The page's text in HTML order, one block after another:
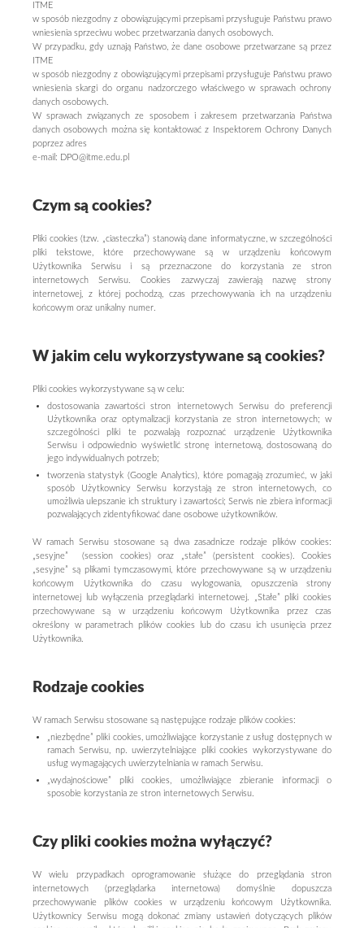
ITME
w sposób niezgodny z obowiązującymi przepisami przysługuje Państwu prawo
wniesienia sprzeciwu wobec przetwarzania danych osobowych.
W przypadku, gdy uznają Państwo, że dane osobowe przetwarzane są przez
ITME
w sposób niezgodny z obowiązującymi przepisami przysługuje Państwu prawo
wniesienia skargi do organu nadzorczego właściwego w sprawach ochrony
danych osobowych.
W sprawach związanych ze sposobem i zakresem przetwarzania Państwa
danych osobowych można się kontaktować z Inspektorem Ochrony Danych
poprzez adres
e-mail: DPO@itme.edu.pl
Czym są cookies?
Pliki cookies (tzw. „ciasteczka”) stanowią dane informatyczne, w szczególności
pliki tekstowe, które przechowywane są w urządzeniu końcowym
Użytkownika Serwisu i są przeznaczone do korzystania ze stron
internetowych Serwisu. Cookies zazwyczaj zawierają nazwę strony
internetowej, z której pochodzą, czas przechowywania ich na urządzeniu
końcowym oraz unikalny numer.
W jakim celu wykorzystywane są cookies?
Pliki cookies wykorzystywane są w celu:
dostosowania zawartości stron internetowych Serwisu do preferencji
Użytkownika oraz optymalizacji korzystania ze stron internetowych; w
szczególności pliki te pozwalają rozpoznać urządzenie Użytkownika
Serwisu i odpowiednio wyświetlić stronę internetową, dostosowaną do
jego indywidualnych potrzeb;
tworzenia statystyk (Google Analytics), które pomagają zrozumieć, w jaki
sposób Użytkownicy Serwisu korzystają ze stron internetowych, co
umożliwia ulepszanie ich struktury i zawartości; Serwis nie zbiera informacji
pozwalających zidentyfikować dane osobowe użytkowników.
W ramach Serwisu stosowane są dwa zasadnicze rodzaje plików cookies:
„sesyjne” (session cookies) oraz „stałe” (persistent cookies). Cookies
„sesyjne” są plikami tymczasowymi, które przechowywane są w urządzeniu
końcowym Użytkownika do czasu wylogowania, opuszczenia strony
internetowej lub wyłączenia przeglądarki internetowej. „Stałe” pliki cookies
przechowywane są w urządzeniu końcowym Użytkownika przez czas
określony w parametrach plików cookies lub do czasu ich usunięcia przez
Użytkownika.
Rodzaje cookies
W ramach Serwisu stosowane są następujące rodzaje plików cookies:
„niezbędne” pliki cookies, umożliwiające korzystanie z usług dostępnych w
ramach Serwisu, np. uwierzytelniające pliki cookies wykorzystywane do
usług wymagających uwierzytelniania w ramach Serwisu.
„wydajnościowe” pliki cookies, umożliwiające zbieranie informacji o
sposobie korzystania ze stron internetowych Serwisu.
Czy pliki cookies można wyłączyć?
W wielu przypadkach oprogramowanie służące do przeglądania stron
internetowych (przeglądarka internetowa) domyślnie dopuszcza
przechowywanie plików cookies w urządzeniu końcowym Użytkownika.
Użytkownicy Serwisu mogą dokonać zmiany ustawień dotyczących plików